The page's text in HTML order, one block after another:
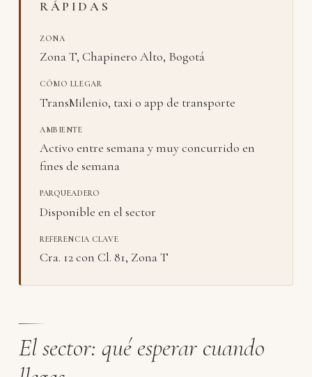
RÁPIDAS
ZONA
Zona T, Chapinero Alto, Bogotá
CÓMO LLEGAR
TransMilenio, taxi o app de transporte
AMBIENTE
Activo entre semana y muy concurrido en
fines de semana
PARQUEADERO
Disponible en el sector
REFERENCIA CLAVE
Cra. 12 con Cl. 81, Zona T
El sector: qué esperar cuando